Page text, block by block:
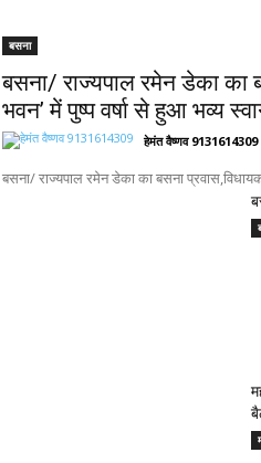
बसना
बसना/ राज्यपाल रमेन डेका का
भवन’ में पुष्प वर्षा से हुआ भव्य
हेमंत वैष्णव 9131614309
बसना/ राज्यपाल रमेन डेका का बसना